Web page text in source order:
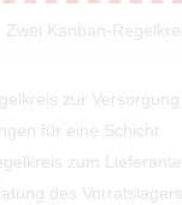
Zwei Kanban-
zur
für eine Schicht
zum
des Vorratslagers.